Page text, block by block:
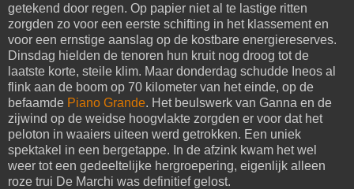
getekend door regen. Op papier niet al te lastige ritten
zorgden zo voor een eerste schifting in het klassement en
voor een ernstige aanslag op de kostbare energiereserves.
Dinsdag hielden de tenoren hun kruit nog droog tot de
laatste korte, steile klim. Maar donderdag schudde Ineos al
flink aan de boom op 70 kilometer van het einde, op de
befaamde Piano Grande. Het beulswerk van Ganna en de
zijwind op de weidse hoogvlakte zorgden er voor dat het
peloton in waaiers uiteen werd getrokken. Een uniek
spektakel in een bergetappe. In de afzink kwam het wel
weer tot een gedeeltelijke hergroepering, eigenlijk alleen
roze trui De Marchi was definitief gelost.